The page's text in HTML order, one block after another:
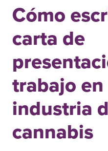
Cómo
carta de
trabajo en
industria
cannabis